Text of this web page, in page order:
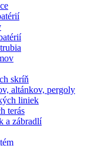
skríň
altánkov, pergoly
liniek
terás
a zábradlí